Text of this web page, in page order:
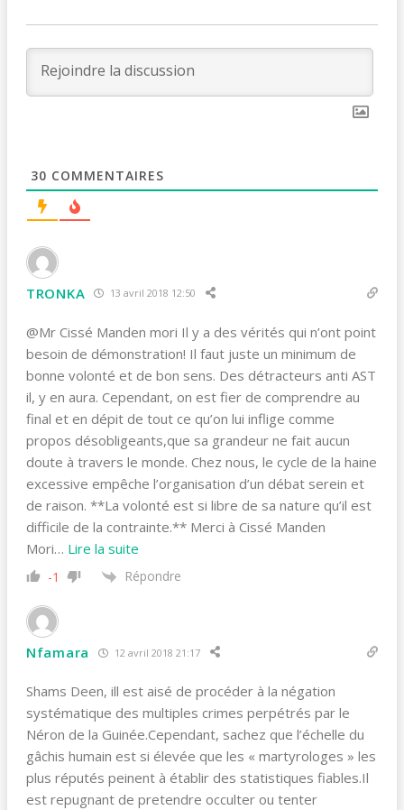
30 COMMENTAIRES
TRONKA 13 avril 2018 12:50
@Mr Cissé Manden mori Il y a des vérités qui n’ont point
besoin de démonstration! Il faut juste un minimum de
bonne volonté et de bon sens. Des détracteurs anti AST
il, y en aura. Cependant, on est fier de comprendre au
final et en dépit de tout ce qu’on lui inflige comme
propos désobligeants,que sa grandeur ne fait aucun
doute à travers le monde. Chez nous, le cycle de la haine
excessive empêche l’organisation d’un débat serein et
de raison. **La volonté est si libre de sa nature qu’il est
difficile de la contrainte.** Merci à Cissé Manden
Mori… Lire la suite
-1 Répondre
Nfamara 12 avril 2018 21:17
Shams Deen, ill est aisé de procéder à la négation
systématique des multiples crimes perpétrés par le
Néron de la Guinée.Cependant, sachez que l’échelle du
gâchis humain est si élevée que les « martyrologes » les
plus réputés peinent à établir des statistiques fiables.Il
est repugnant de pretendre occulter ou tenter